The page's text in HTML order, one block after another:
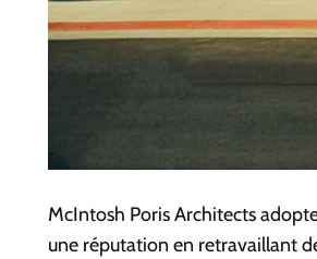
McIntosh Poris Architects
une réputation en retravaillant